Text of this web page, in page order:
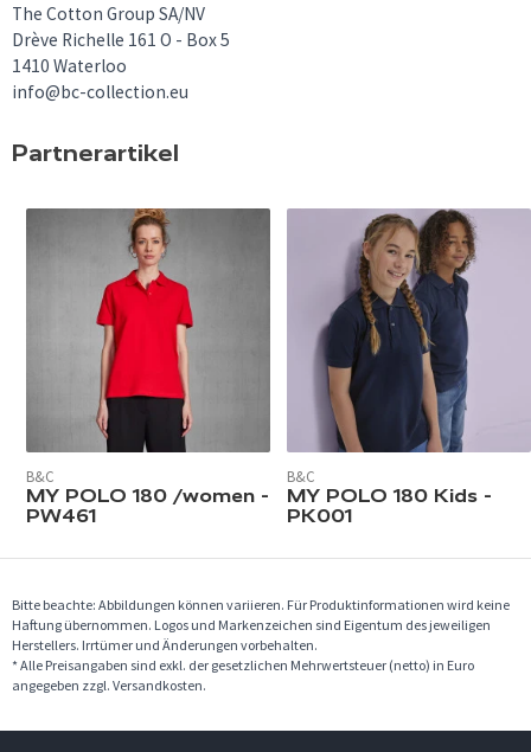
The Cotton Group SA/NV
Drève Richelle 161 O - Box 5
1410 Waterloo
info@bc-collection.eu
Partnerartikel
B&C
MY POLO 180 /women -
PW461
B&C
MY POLO 180 Kids -
PK001
Bitte beachte: Abbildungen können variieren. Für Produktinformationen wird keine
Haftung übernommen. Logos und Markenzeichen sind Eigentum des jeweiligen
Herstellers. Irrtümer und Änderungen vorbehalten.
* Alle Preisangaben sind exkl. der gesetzlichen Mehrwertsteuer (netto) in Euro
angegeben zzgl. Versandkosten.